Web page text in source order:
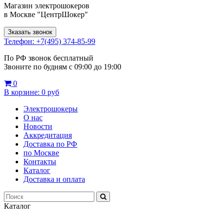
Магазин электрошокеров
в Москве "ЦентрШокер"
Зказать звонок
Телефон: +7(495) 374-85-99
По РФ звонок бесплатный
Звоните по будням с 09:00 до 19:00
0
В корзине: 0 руб
Электрошокеры
О нас
Новости
Аккредитация
Доставка по РФ
по Москве
Контакты
Каталог
Доставка и оплата
Каталог